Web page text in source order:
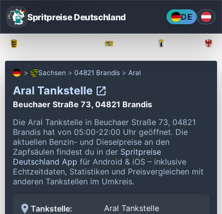
Spritpreise Deutschland DE
Sachsen 04821 Brandis Aral
Aral Tankstelle
Beuchaer Straße 73, 04821 Brandis
Die Aral Tankstelle in Beuchaer Straße 73, 04821
Brandis hat von 05:00-22:00 Uhr geöffnet. Die
aktuellen Benzin- und Dieselpreise an den
Zapfsäulen findest du in der Spritpreise
Deutschland App für Android & iOS – inklusive
Echtzeitdaten, Statistiken und Preisvergleichen mit
anderen Tankstellen im Umkreis.
Tankstelle: Aral Tankstelle